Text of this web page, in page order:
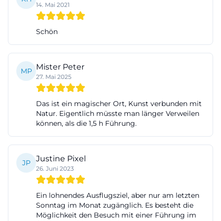
Eindruck davon, warum der Ort in Obereichstätt so
([lechner-museum.de](https://lechner-
museum.de/))
Die Bildsprache der Stiftung ist dabei eng mit der
Kunst von Alf Lechner verbunden. Seine Werke
leben von Materialität und Volumen, von Kanten,
Flächen und Spannung. Deshalb funktionieren
Fotografien hier nicht nur als Erinnerung an einen
zum Werk. In den offiziellen Ausstellungsansichten
wird sichtbar, wie sehr die Umgebung die
Wahrnehmung verändert: dieselbe Skulptur wirkt
im Innenraum anders als auf einer Terrasse im
Steinbruch oder in der Ausstellungshalle. Genau
14. Mai 2021
Schön
MP Mister Peter
27. Mai 2025
Das ist ein magischer Ort, Kunst verbunden mit
Natur. Eigentlich müsste man länger Verweilen
können, als die 1,5 h Führung.
JP Justine Pixel
26. Juni 2023
Ein lohnendes Ausflugsziel, aber nur am letzten
Sonntag im Monat zugänglich. Es besteht die
Möglichkeit den Besuch mit einer Führung im